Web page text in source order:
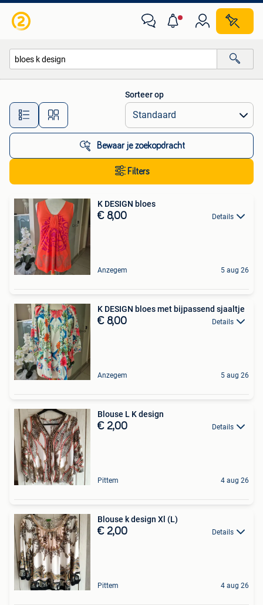
Alle afstanden…
Sorteer op
Bewaar je zoekopdracht
Filters
K DESIGN bloes
€ 8,00 Details
Anzegem 5 aug 26
K DESIGN bloes met bijpassend sjaaltje
€ 8,00 Details
Anzegem 5 aug 26
Blouse L K design
€ 2,00 Details
Pittem 4 aug 26
Blouse k design Xl (L)
€ 2,00 Details
Pittem 4 aug 26